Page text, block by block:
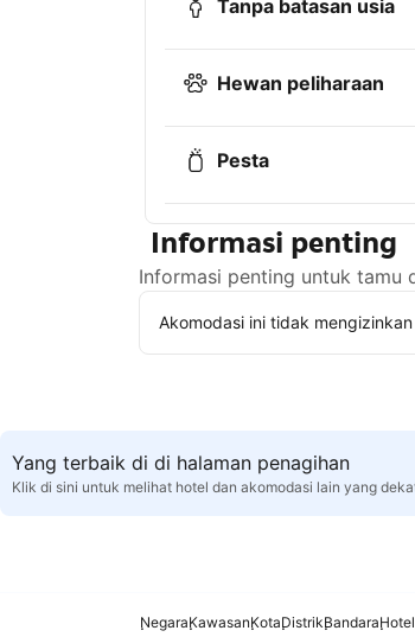
Tanpa batasan usia
Hewan peliharaan
Pesta
Informasi penting
Informasi penting untuk tamu
Akomodasi ini tidak
Yang terbaik di di halaman penagihan
Klik di sini untuk melihat hotel dan akomodasi lain yang
NegaraKawasanKotaDistrikBandaraHotel